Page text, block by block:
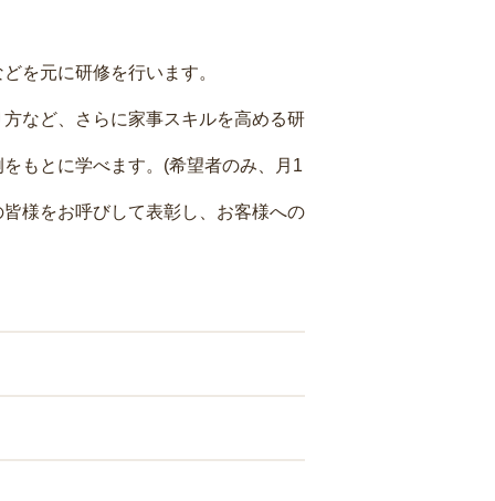
を元に研修を行います。
など、さらに家事スキルを高める研
もとに学べます。(希望者のみ、月1
様をお呼びして表彰し、お客様への